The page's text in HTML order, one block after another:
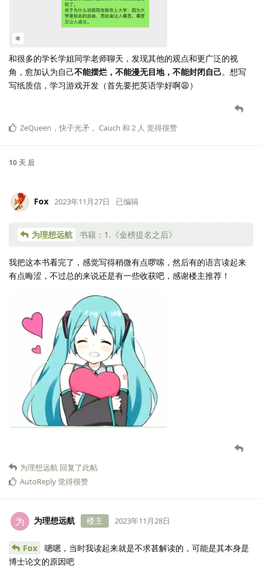
和很多的学长学姐同学老师聊天，发现其他的观点和更广泛的视
角，愈加认为自己不能摆烂，不能漫无目地，不能封闭自己。想写
写纸质信，学习游戏开发（首先要把英语学好啊😩）
ZeQueen ， 快子光矛 ， Cauch 和 2 人 觉得很赞
10 天 后
Fox 2023年11月27日 已编辑
为理想远航 书籍：1.《金榜提名之后》
我把这本书看完了，感觉写得稍微有点啰嗦，然后有的语言读起来
有点晦涩，不过总的来说还是有一些收获吧，感谢楼主推荐！
为理想远航 回复了此帖
AutoReply觉得很赞
为 为理想远航 楼主 2023年11月28日
Fox
嗯嗯，当时我读起来就是不求甚解读的，可能是其本身是
博士论文的原因吧